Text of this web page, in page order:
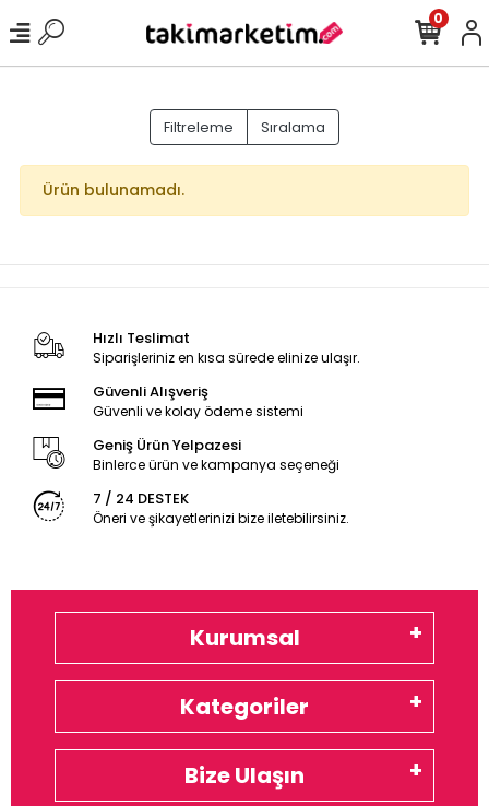
0
Filtreleme Sıralama
Ürün bulunamadı.
Hızlı Teslimat
Siparişleriniz en kısa sürede elinize ulaşır.
Güvenli Alışveriş
Güvenli ve kolay ödeme sistemi
Geniş Ürün Yelpazesi
Binlerce ürün ve kampanya seçeneği
7 / 24 DESTEK
Öneri ve şikayetlerinizi bize iletebilirsiniz.
Kurumsal
Kategoriler
Bize Ulaşın